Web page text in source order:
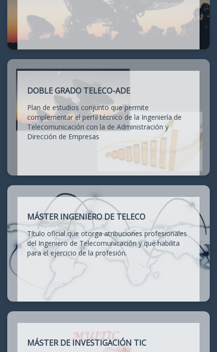
DOBLE GRADO TELECO-ADE
Plan de estudios conjunto que permite
complementar el perfil técnico de la Ingeniería de
Telecomunicación con la de Administración y
Dirección de Empresas
MÁSTER INGENIERO DE TELECO
Título oficial que otorga atribuciones profesionales
del Ingeniero de Telecomunicación y que habilita
para el ejercicio de la profesión.
MÁSTER DE INVESTIGACIÓN TIC